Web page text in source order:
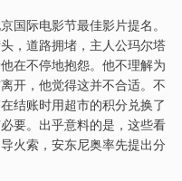
国际电影节最佳影片提名。
，道路拥堵，主人公玛尔塔
在不停地抱怨。他不理解为
开，他觉得这并不合适。不
结账时用超市的积分兑换了
要。出乎意料的是，这些看
火索，安东尼奥率先提出分